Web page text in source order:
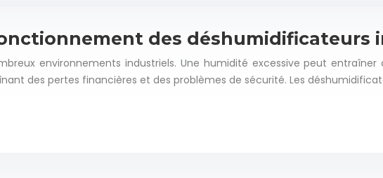
des déshumidificateurs
environnements industriels. Une humidité excessive peut
des pertes financières et des problèmes de sécurité. Les